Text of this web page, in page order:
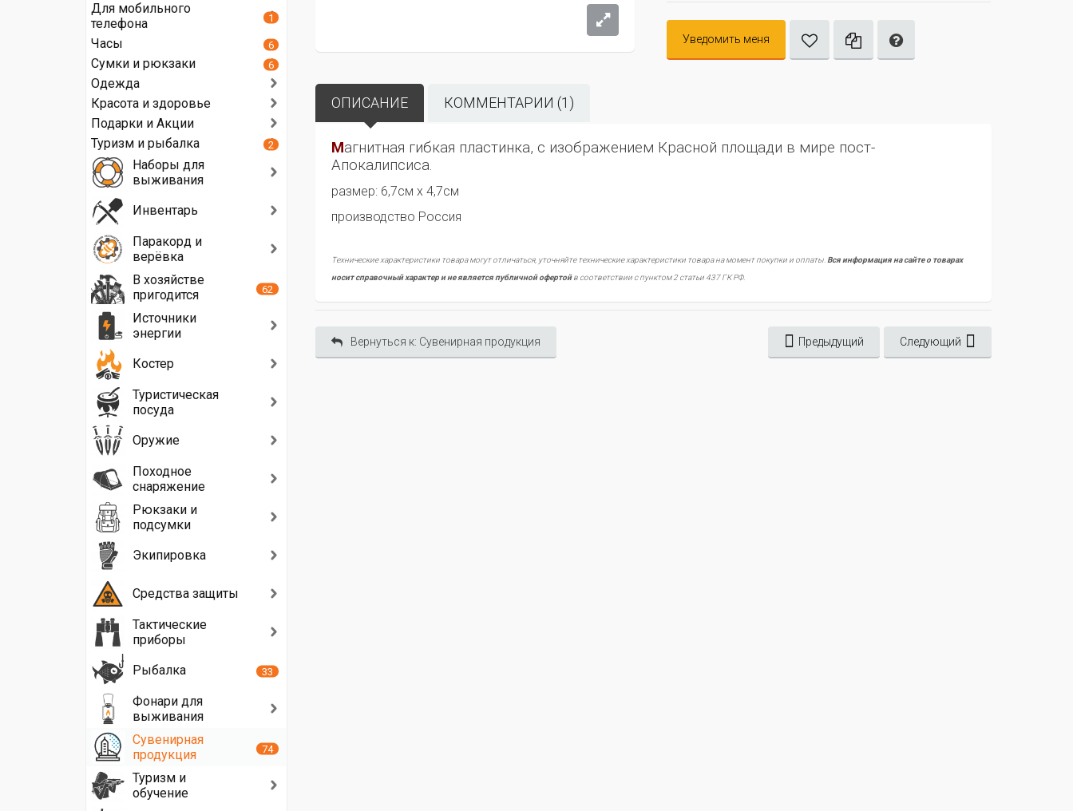
Уведомить меня
ОПИСАНИЕ КОММЕНТАРИИ (1)
Магнитная гибкая пластинка, с изображением Красной площади в мире пост-
Апокалипсиса.
размер: 6,7см х 4,7см
производство Россия
Технические характеристики товара могут отличаться, уточняйте технические характеристики товара на момент покупки и оплаты.Вся информация на сайте о товарах
носит справочный характер и не является публичной офертойв соответствии с пунктом 2 статьи 437 ГК РФ.
Вернуться к: Сувенирная продукция Предыдущий Следующий
Для мобильного
телефона
1
Часы 6
Сумки и рюкзаки 6
Одежда
Красота и здоровье
Подарки и Акции
Туризм и рыбалка
2
Наборы для
выживания
Инвентарь
Паракорд и
верёвка
В хозяйстве
пригодится
62
Источники
энергии
Костер
Туристическая
посуда
Оружие
Походное
снаряжение
Рюкзаки и
подсумки
Экипировка
Средства защиты
Тактические
приборы
Рыбалка
33
Фонари для
выживания
Сувенирная
продукция
74
Туризм и
обучение